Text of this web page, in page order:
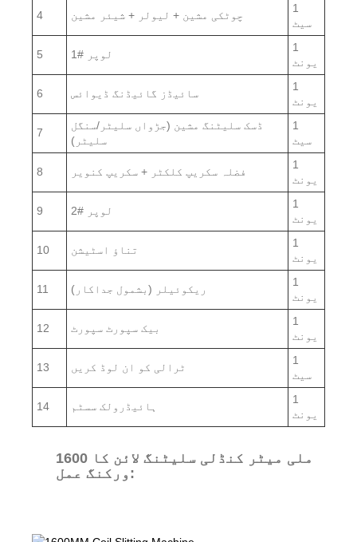
4 چوٹکی مشین + لیولر + شیئر مشین
1
سیٹ
5 1# لوپر
1
یونٹ
6 سائیڈز گائیڈنگ ڈیوائس
1
یونٹ
7
ڈسک سلیٹنگ مشین (جڑواں سلیٹر/سنگل
سلیٹر)
1
سیٹ
8 فضلہ سکریپ کلکٹر + سکریپ کنویر
1
یونٹ
9 2# لوپر
1
یونٹ
10 تناؤ اسٹیشن
1
یونٹ
11 ریکوئیلر (بشمول جداکار)
1
یونٹ
12 بیک سپورٹ سپورٹ
1
یونٹ
13 ٹرالی کو ان لوڈ کریں
1
سیٹ
14 ہائیڈرولک سسٹم
1
یونٹ
1600 ملی میٹر کنڈلی سلیٹنگ لائن کا
ورکنگ عمل: